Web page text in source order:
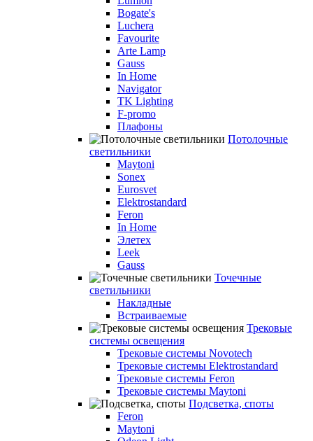
Bogate's
Luchera
Favourite
Arte Lamp
Gauss
In Home
Navigator
TK Lighting
F-promo
Плафоны
Потолочные
светильники
Maytoni
Sonex
Eurosvet
Elektrostandard
Feron
In Home
Элетех
Leek
Gauss
Точечные
светильники
Накладные
Встраиваемые
Трековые
системы освещения
Трековые системы Novotech
Трековые системы Elektrostandard
Трековые системы Feron
Трековые системы Maytoni
Подсветка, споты
Feron
Maytoni